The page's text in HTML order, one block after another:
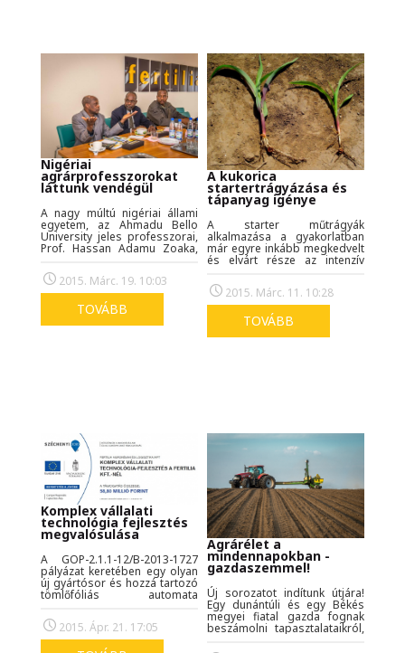
érdeklődőket!
Nigériai
agrárprofesszorokat
láttunk vendégül
A nagy múltú nigériai állami
egyetem, az Ahmadu Bello
University jeles professzorai,
Prof. Hassan Adamu Zoaka,
akadémikus, és Prof. Haruna
Kaita, mint
kormányküldöttségi
delegáltak hazánkban jártak,
modern, hatékony
műtrágyázási lehetőségek
2015. Márc. 19. 10:03
TOVÁBB
A kukorica
startertrágyázása és
tápanyag igénye
A starter műtrágyák
alkalmazása a gyakorlatban
már egyre inkább megkedvelt
és elvárt része az intenzív
a növényt már a kezdeti
fejlődésben támogatnunk. A
gyakorlatban ki ezt
(mikrogranulátum közvetlenül
a mag mellé), ki azt használja
(sorközbe szórás), de egy
2015. Márc. 11. 10:28
TOVÁBB
Komplex vállalati
technológia fejlesztés
megvalósulása
A GOP-2.1.1-12/B-2013-1727
pályázat keretében egy olyan
új gyártósor és hozzá tartozó
tömlőfóliás automata
egységrakat képző automata
robotcella, valamint automata
raklapfóliázó cella és
2015. Ápr. 21. 17:05
Agrárélet a
mindennapokban -
gazdaszemmel!
Új sorozatot indítunk útjára!
Egy dunántúli és egy Békés
megyei fiatal gazda fognak
beszámolni tapasztalataikról,